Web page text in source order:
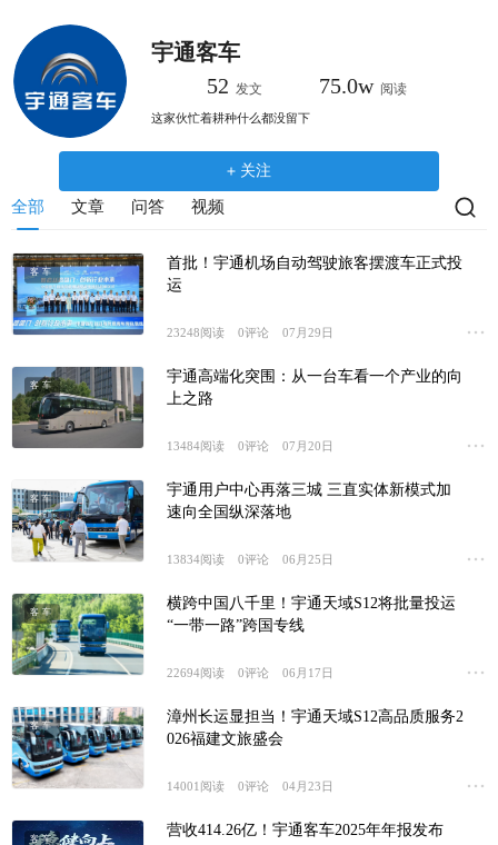
主
要
内
容
宇通客车
52 发文 75.0w 阅读
这家伙忙着耕种什么都没留下
关注
全部 文章 问答 视频
客车
首批！宇通机场自动驾驶旅客摆渡车正式投
运
23248阅读 0评论 07月29日
客车
宇通高端化突围：从一台车看一个产业的向
上之路
13484阅读 0评论 07月20日
客车
宇通用户中心再落三城 三直实体新模式加
速向全国纵深落地
13834阅读 0评论 06月25日
客车
横跨中国八千里！宇通天域S12将批量投运
“一带一路”跨国专线
22694阅读 0评论 06月17日
客车
漳州长运显担当！宇通天域S12高品质服务2
026福建文旅盛会
14001 阅读 0评论 04月23日
客车 营收414.26亿！宇通客车2025年年报发布